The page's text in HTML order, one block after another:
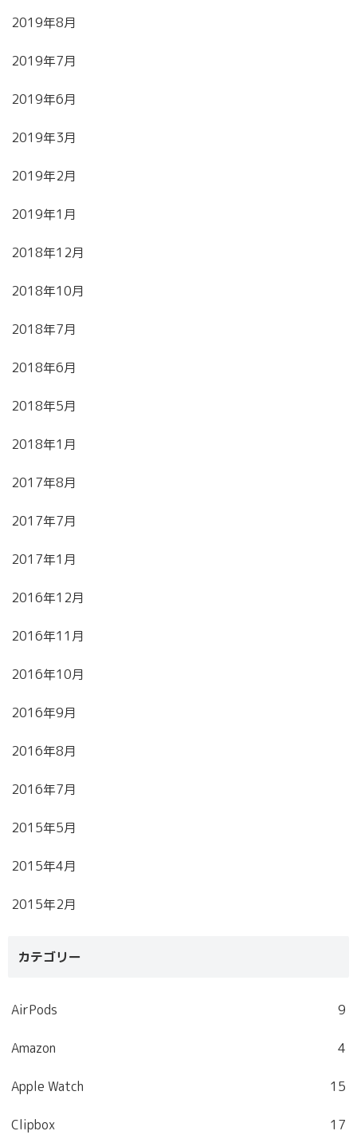
2019年8月
2019年7月
2019年6月
2019年3月
2019年2月
2019年1月
2018年12月
2018年10月
2018年7月
2018年6月
2018年5月
2018年1月
2017年8月
2017年7月
2017年1月
2016年12月
2016年11月
2016年10月
2016年9月
2016年8月
2016年7月
2015年5月
2015年4月
2015年2月
カテゴリー
AirPods 9
Amazon 4
Apple Watch 15
Clipbox 17